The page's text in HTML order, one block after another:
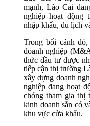
mạnh, Lào Cai
nghiệp hoạt động
nhập khẩu, du lịch
Trong bối cảnh
doanh nghiệp
thức đầu tư được
tiếp cận thị trường
xây dựng doanh
nghiệp đang hoạt
chóng tham gia thị
kinh doanh sẵn có
khu vực cửa khẩu.